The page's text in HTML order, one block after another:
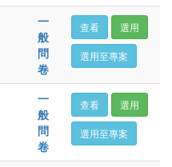
一
般
問
卷
查看 選用
選用至專案
一
般
問
卷
查看 選用
選用至專案